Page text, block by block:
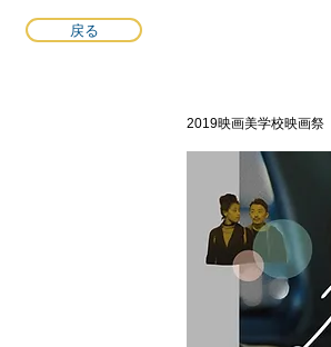
戻る
2019映画美学校映画祭